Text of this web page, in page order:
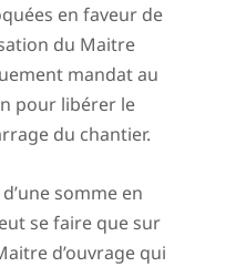
en faveur de
du Maitre
mandat au
pour libérer le
du chantier.
somme en
se faire que sur
d’ouvrage qui